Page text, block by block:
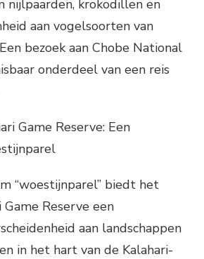
nijlpaarden, krokodillen en
aan vogelsoorten van
bezoek aan Chobe National
onderdeel van een reis
Game Reserve: Een
“woestijnparel” biedt het
Reserve een
aan landschappen
in het hart van de Kalahari-